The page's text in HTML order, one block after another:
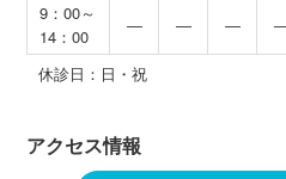
9：00～
14：00
― ― ―
休診日：日・祝
アクセス情報